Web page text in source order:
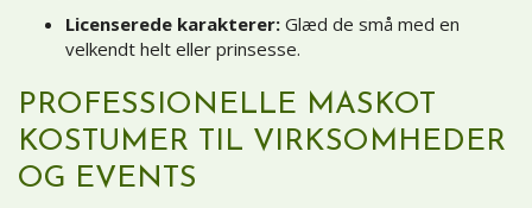
Licenserede karakterer: Glæd de små med en
velkendt helt eller prinsesse.
PROFESSIONELLE MASKOT
KOSTUMER TIL VIRKSOMHEDER
OG EVENTS